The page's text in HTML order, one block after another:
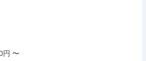
円 〜